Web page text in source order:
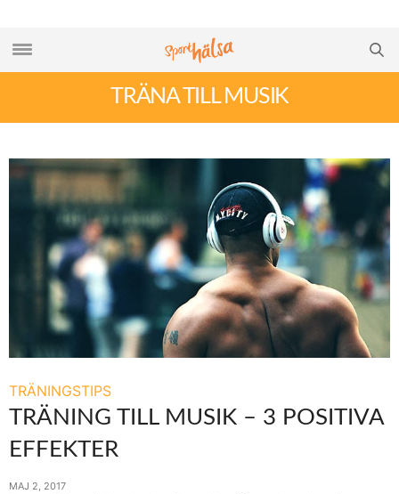
TRÄNA TILL MUSIK
TRÄNINGSTIPS
TRÄNING TILL MUSIK – 3 POSITIVA
EFFEKTER
MAJ 2, 2017